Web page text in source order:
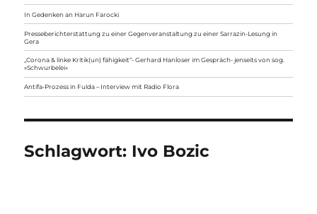
In Gedenken an Harun Farocki
Presseberichterstattung zu einer Gegenveranstaltung zu einer Sarrazin-Lesung in
Gera
„Corona & linke Kritik(un) fähigkeit“- Gerhard Hanloser im Gespräch- jenseits von sog.
»Schwurbelei«
Antifa-Prozess in Fulda – Interview mit Radio Flora
Schlagwort: Ivo Bozic